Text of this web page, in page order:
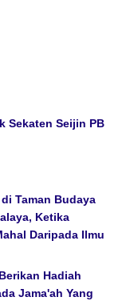
Sekaten Seijin PB
Taman Budaya
Ketika
Daripada Ilmu
Hadiah
Jama'ah Yang